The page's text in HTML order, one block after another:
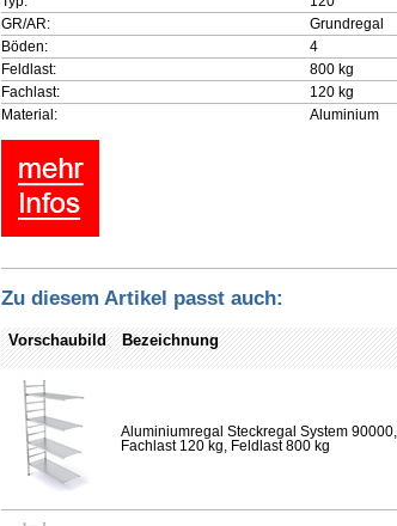
GR/AR:
Grundregal
Böden:
4
Feldlast:
800 kg
Fachlast:
120 kg
Material:
Aluminium
Zu diesem Artikel passt auch:
Vorschaubild Bezeichnung
Aluminiumregal Steckregal System
Fachlast 120 kg, Feldlast 800 kg